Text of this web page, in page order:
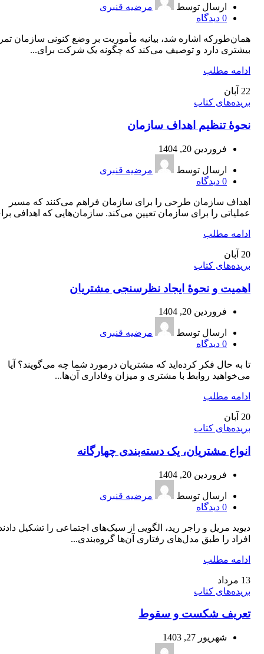
ارسال توسط
مرضیه قنبری
0 دیدگاه
همان‌طورکه اشاره شد، بیانیه مأموریت بر وضع کنونی سازمان
بیشتری دارد و توصیف می‌کند که چگونه یک شرکت برای...
ادامه مطلب
22 آبان
بریده‌های کتاب
نحوۀ تنظیم اهداف سازمان
فروردین 20, 1404
ارسال توسط
مرضیه قنبری
0 دیدگاه
اهداف سازمان طرحی را برای سازمان فراهم می‌کنند که مسیر
عملیاتی را برای سازمان تعیین می‌کند. سازمان‌هایی که اهدافی
ادامه مطلب
20 آبان
بریده‌های کتاب
اهمیت و نحوۀ ایجاد نظرسنجی مشتریان
فروردین 20, 1404
ارسال توسط
مرضیه قنبری
0 دیدگاه
تا به حال فکر کرده‌اید که مشتریان درمورد شما چه می‌گویند؟ آیا
می‌خواهید روابط با مشتری و میزان وفاداری آن‌ها...
ادامه مطلب
20 آبان
بریده‌های کتاب
انواع مشتریان، یک دسته‌بندی چهارگانه
فروردین 20, 1404
ارسال توسط
مرضیه قنبری
0 دیدگاه
دیوید مریل و راجر رید، الگویی از سبک‌های اجتماعی را تشکیل
افراد را طبق مدل‌های رفتاری آن‌ها گروه‌بندی...
ادامه مطلب
13 مرداد
بریده‌های کتاب
تعریف شکست و سقوط
شهریور 27, 1403